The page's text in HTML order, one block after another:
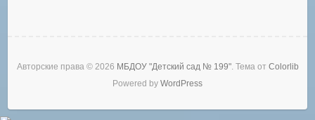
Авторские права © 2026 МБДОУ "Детский сад № 199". Тема от Colorlib
Powered by WordPress